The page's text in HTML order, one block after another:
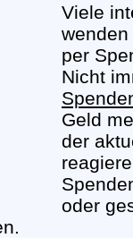
Viele
per
Nicht
Geld
der
oder